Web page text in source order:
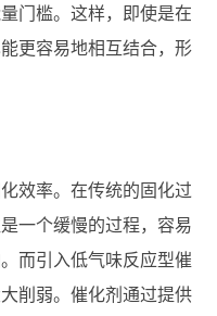
门槛。这样，即使是在
更容易地相互结合，形
效率。在传统的固化过
一个缓慢的过程，容易
而引入低气味反应型催
削弱。催化剂通过提供